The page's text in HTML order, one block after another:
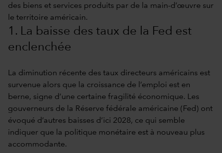
des biens et services produits par de la main-d’œuvre sur
le territoire américain.
1. La baisse des taux de la Fed est
enclenchée
La diminution récente des taux directeurs américains est
survenue alors que la croissance de l’emploi est en
berne, signe d’une certaine fragilité économique. Les
gouverneurs de la Réserve fédérale américaine (Fed) ont
évoqué d’autres baisses d’ici 2028, ce qui semble
indiquer que la politique monétaire est à nouveau plus
accommodante.